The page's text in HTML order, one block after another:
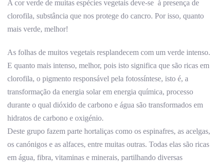
A cor verde de muitas espécies vegetais deve-se à presença de
clorofila, substância que nos protege do cancro. Por isso, quanto
mais verde, melhor!
As folhas de muitos vegetais resplandecem com um verde intenso.
E quanto mais intenso, melhor, pois isto significa que são ricas em
clorofila, o pigmento responsável pela fotossíntese, isto é, a
transformação da energia solar em energia química, processo
durante o qual dióxido de carbono e água são transformados em
hidratos de carbono e oxigénio.
Deste grupo fazem parte hortaliças como os espinafres, as acelgas,
os canónigos e as alfaces, entre muitas outras. Todas elas são ricas
em água, fibra, vitaminas e minerais, partilhando diversas